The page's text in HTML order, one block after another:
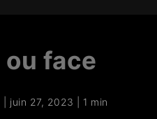
ou face
juin 27, 2023
1 min